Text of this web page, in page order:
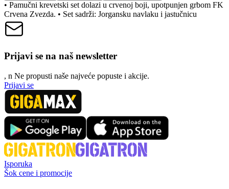
• Pamučni krevetski set dolazi u crvenoj boji, upotpunjen grbom FK
Crvena Zvezda. • Set sadrži: Jorgansku navlaku i jastučnicu
Prijavi se na naš newsletter
, n Ne propusti naše najveće popuste i akcije.
Prijavi se
Isporuka
Šok cene i promocije